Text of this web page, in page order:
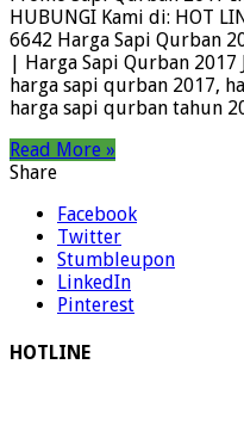
HUBUNGI Kami di: HOT
6642 Harga Sapi Qurban
| Harga Sapi Qurban
harga sapi qurban 2017,
harga sapi qurban tahun
Read More »
Share
Facebook
Twitter
Stumbleupon
LinkedIn
Pinterest
HOTLINE